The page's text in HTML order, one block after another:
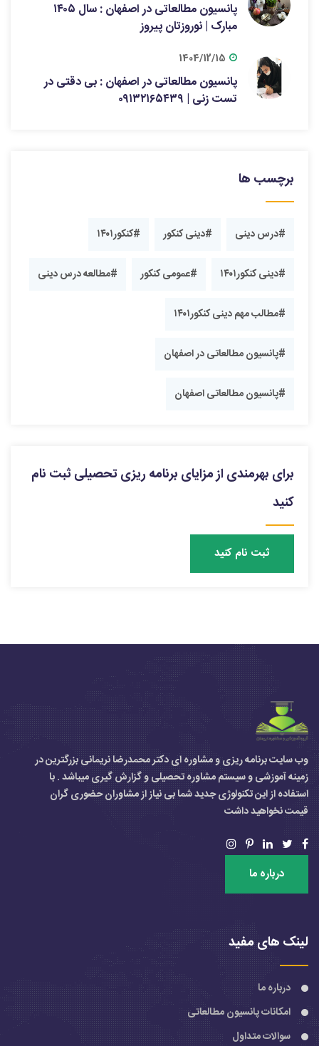
پانسیون مطالعاتی در اصفهان : سال ۱۴۰۵
مبارک | نوروزتان پیروز
1404/12/15
پانسیون مطالعاتی در اصفهان : بی دقتی در
تست زنی | ۰۹۱۳۲۱۶۵۴۳۹
برچسب ها
#درس دینی #دینی کنکور #کنکور۱۴۰۱
#دینی کنکور۱۴۰۱ #عمومی کنکور #مطالعه درس دینی
#مطالب مهم دینی کنکور۱۴۰۱
#پانسیون مطالعاتی در اصفهان
#پانسیون مطالعاتی اصفهان
برای بهرمندی از مزایای برنامه ریزی تحصیلی ثبت نام
کنید
ثبت نام کنید
وب سایت برنامه ریزی و مشاوره ای دکتر محمدرضا نریمانی بزرگترین در
زمینه آموزشی و سیستم مشاوره تحصیلی و گزارش گیری میباشد . با
استفاده از این تکنولوژی جدید شما بی نیاز از مشاوران حضوری گران
قیمت نخواهید داشت
درباره ما
لینک های مفید
درباره ما
امکانات پانسیون مطالعاتی
سوالات متداول